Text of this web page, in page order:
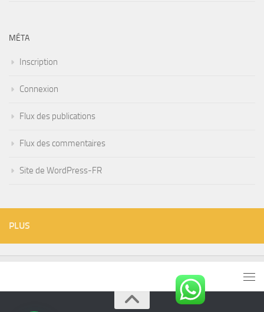
MÉTA
Inscription
Connexion
Flux des publications
Flux des commentaires
Site de WordPress-FR
PLUS